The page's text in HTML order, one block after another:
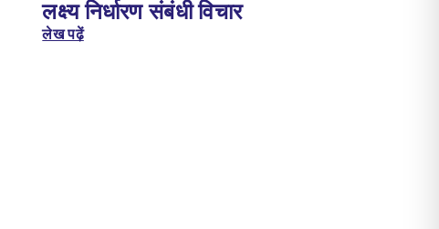
लक्ष्य निर्धारण संबंधी विचार
लेख पढ़ें